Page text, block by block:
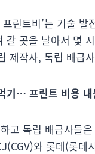
프린트비’는 기술
갈 곳을 날아서 몇
제작사, 독립 배급
기… 프린트 비용 내
고 독립 배급사들
와 롯데(롯데